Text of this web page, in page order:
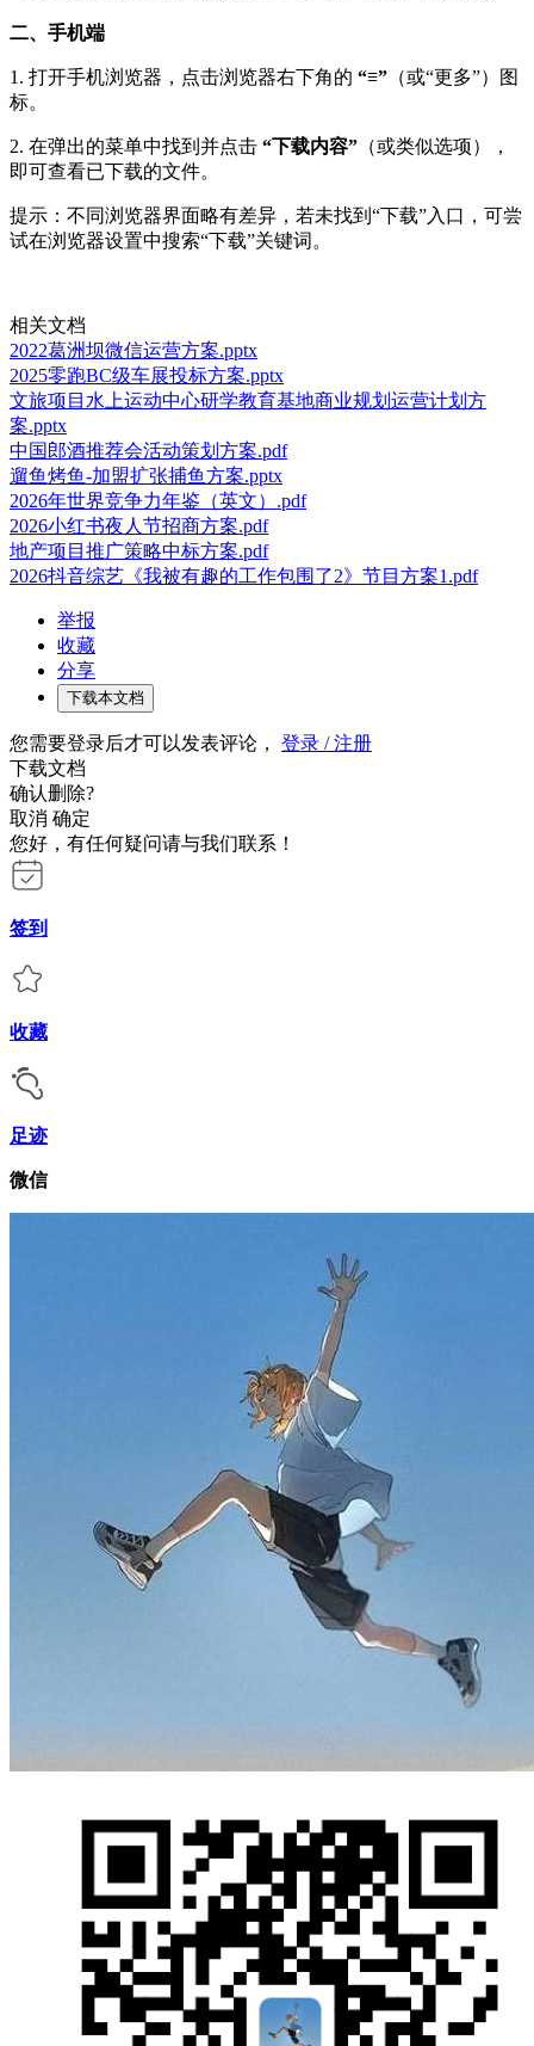
二、手机端
1. 打开手机浏览器，点击浏览器右下角的 “≡” （或“更多”）图
标。
2. 在弹出的菜单中找到并点击 “下载内容” （或类似选项），
即可查看已下载的文件。
提示：不同浏览器界面略有差异，若未找到“下载”入口，可尝
试在浏览器设置中搜索“下载”关键词。
相关文档
2022葛洲坝微信运营方案.pptx
2025零跑BC级车展投标方案.pptx
文旅项目水上运动中心研学教育基地商业规划运营计划方
案.pptx
中国郎酒推荐会活动策划方案.pdf
遛鱼烤鱼-加盟扩张捕鱼方案.pptx
2026年世界竞争力年鉴（英文）.pdf
2026小红书夜人节招商方案.pdf
地产项目推广策略中标方案.pdf
2026抖音综艺《我被有趣的工作包围了2》节目方案1.pdf
举报
收藏
分享
下载本文档
您需要登录后才可以发表评论， 登录 / 注册
下载文档
确认删除?
取消 确定
您好，有任何疑问请与我们联系！
签到
收藏
足迹
微信